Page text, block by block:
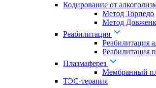
Кодирование от
Метод Торпедо
Метод
Реабилитация
Реабилитация
Реабилитация
Плазмаферез
Мембранный
ТЭС-терапия